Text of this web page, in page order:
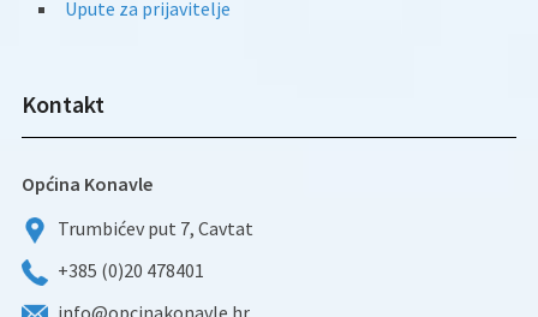
Upute za prijavitelje
Kontakt
Općina Konavle
Trumbićev put 7, Cavtat
+385 (0)20 478401
info@opcinakonavle.hr